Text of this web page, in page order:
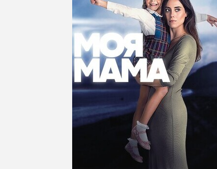
58 серия
59 серия
62 серия
63 серия
66 серия
67 серия
70 серия
71 серия
74 серия
75 серия
78 серия
79 серия
82 серия
83 серия